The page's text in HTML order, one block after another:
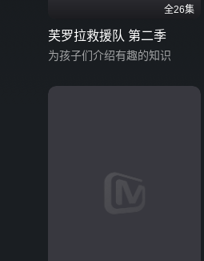
全26集
芙罗拉救援队 第二季
为孩子们介绍有趣的知识